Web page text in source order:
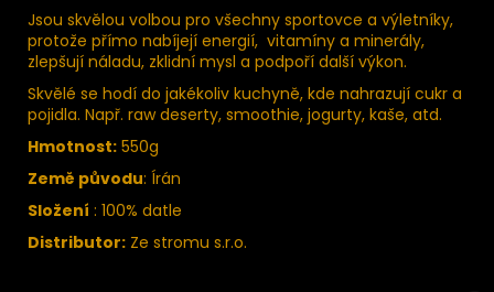
Jsou skvělou volbou pro všechny sportovce a výletníky,
protože přímo nabíjejí energií, vitamíny a minerály,
zlepšují náladu, zklidní mysl a podpoří další výkon.
Skvělé se hodí do jakékoliv kuchyně, kde nahrazují cukr a
pojidla. Např. raw deserty, smoothie, jogurty, kaše, atd.
Hmotnost: 550g
Země původu: Írán
Složení : 100% datle
Distributor: Ze stromu s.r.o.